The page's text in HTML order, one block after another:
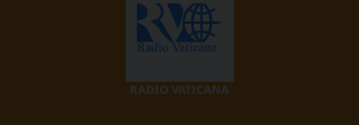
RADIO VATICANA